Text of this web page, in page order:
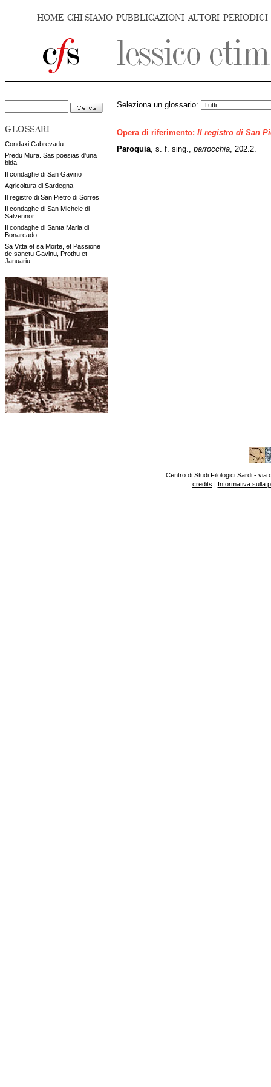
HOME CHI SIAMO PUBBLICAZIONI AUTORI PERIODICI
GLOSSARI
Condaxi Cabrevadu
Predu Mura. Sas poesias d'una
bida
Il condaghe di San Gavino
Agricoltura di Sardegna
Il registro di San Pietro di Sorres
Il condaghe di San Michele di
Salvennor
Il condaghe di Santa Maria di
Bonarcado
Sa Vitta et sa Morte, et Passione
de sanctu Gavinu, Prothu et
Januariu
Seleziona un glossario:
Opera di riferimento: Il registro di San
Paroquia , s. f. sing., parrocchia , 202.2.
Centro di Studi Filologici Sardi - via
credits | Informativa sulla